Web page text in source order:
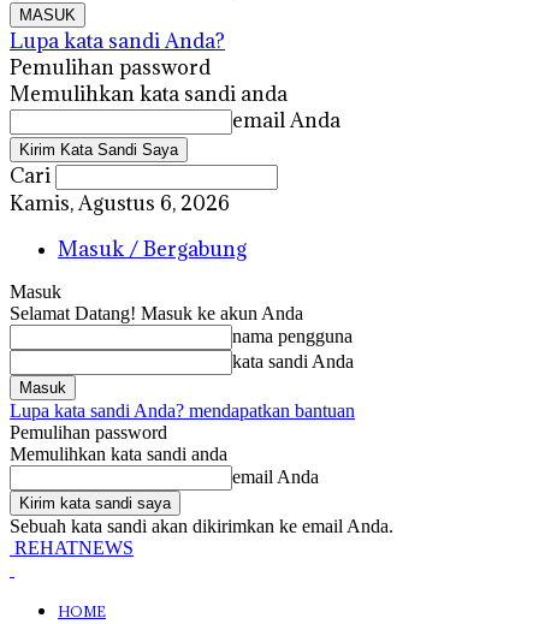
Lupa kata sandi Anda?
Pemulihan password
Memulihkan kata sandi anda
email Anda
Cari
Kamis, Agustus 6, 2026
Masuk / Bergabung
Masuk
Selamat Datang! Masuk ke akun Anda
nama pengguna
kata sandi Anda
Lupa kata sandi Anda? mendapatkan bantuan
Pemulihan password
Memulihkan kata sandi anda
email Anda
Sebuah kata sandi akan dikirimkan ke email Anda.
REHATNEWS
HOME